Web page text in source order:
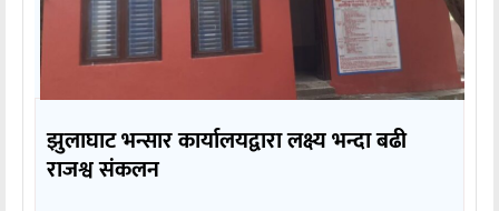
झुलाघाट भन्सार कार्यालयद्वारा लक्ष्य भन्दा बढी
राजश्व संकलन